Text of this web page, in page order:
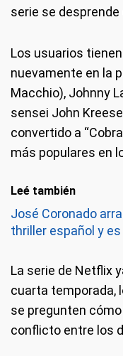
serie se
Los usuarios
nuevamente en la
Macchio), Johnny
sensei John
convertido a
más populares en
Leé también
José Coronado
thriller español y
La serie de Netflix
cuarta temporada,
se pregunten
conflicto entre los